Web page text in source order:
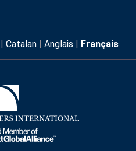
| Catalan | Anglais | Français